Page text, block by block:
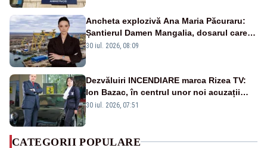
Ancheta explozivă Ana Maria Păcuraru:
Șantierul Damen Mangalia, dosarul care
scufundă apărarea României
30 iul. 2026, 08:09
Dezvăluiri INCENDIARE marca Rizea TV:
Ion Bazac, în centrul unor noi acuzații
publice
30 iul. 2026, 07:51
CATEGORII POPULARE